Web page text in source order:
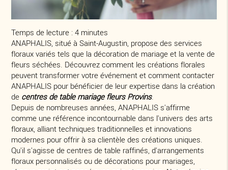
Temps de lecture : 4 minutes
ANAPHALIS, situé à Saint-Augustin, propose des services
floraux variés tels que la décoration de mariage et la vente de
fleurs séchées. Découvrez comment les créations florales
peuvent transformer votre événement et comment contacter
ANAPHALIS pour bénéficier de leur expertise dans la création
de centres de table mariage fleurs Provins.
Depuis de nombreuses années, ANAPHALIS s'affirme
comme une référence incontournable dans l'univers des arts
floraux, alliant techniques traditionnelles et innovations
modernes pour offrir à sa clientèle des créations uniques.
Qu'il s'agisse de centres de table raffinés, d'arrangements
floraux personnalisés ou de décorations pour mariages,